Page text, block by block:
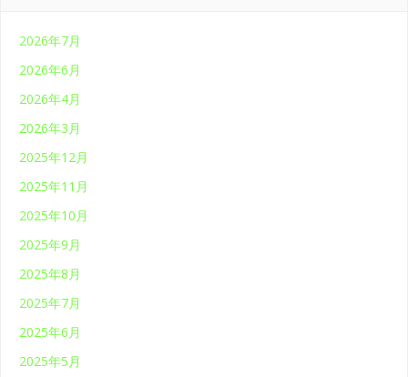
2026年7月
2026年6月
2026年4月
2026年3月
2025年12月
2025年11月
2025年10月
2025年9月
2025年8月
2025年7月
2025年6月
2025年5月